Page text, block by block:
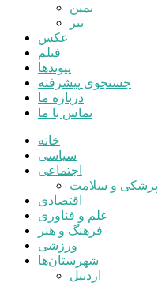
نمین
نیر
عکس
فیلم
پیوندها
جستجوی پیشرفته
درباره ما
تماس با ما
خانه
سیاسی
اجتماعی
پزشکی و سلامت
اقتصادی
علم و فناوری
فرهنگ و هنر
ورزشی
شهرستان‌ها
اردبیل